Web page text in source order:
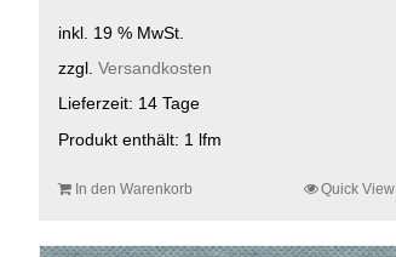
inkl. 19 % MwSt.
zzgl. Versandkosten
Lieferzeit: 14 Tage
Produkt enthält: 1 lfm
In den Warenkorb Quick View